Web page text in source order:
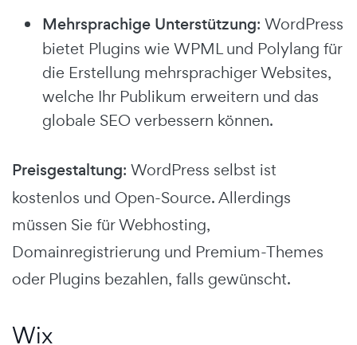
Mehrsprachige Unterstützung: WordPress
bietet Plugins wie WPML und Polylang für
die Erstellung mehrsprachiger Websites,
welche Ihr Publikum erweitern und das
globale SEO verbessern können.
Preisgestaltung: WordPress selbst ist
kostenlos und Open-Source. Allerdings
müssen Sie für Webhosting,
Domainregistrierung und Premium-Themes
oder Plugins bezahlen, falls gewünscht.
Wix